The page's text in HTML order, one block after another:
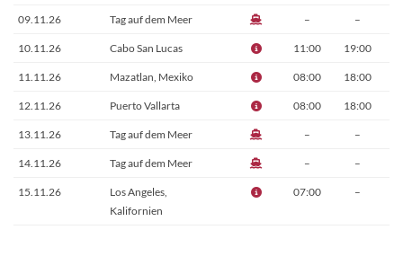
09.11.26 Tag auf dem Meer – –
10.11.26 Cabo San Lucas 11:00 19:00
11.11.26 Mazatlan, Mexiko 08:00 18:00
12.11.26 Puerto Vallarta 08:00 18:00
13.11.26 Tag auf dem Meer – –
14.11.26 Tag auf dem Meer – –
15.11.26
Los Angeles,
Kalifornien
07:00 –